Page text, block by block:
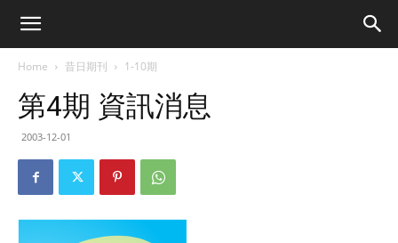
Home 昔日期刊 1-10期
第4期 資訊消息
2003-12-01